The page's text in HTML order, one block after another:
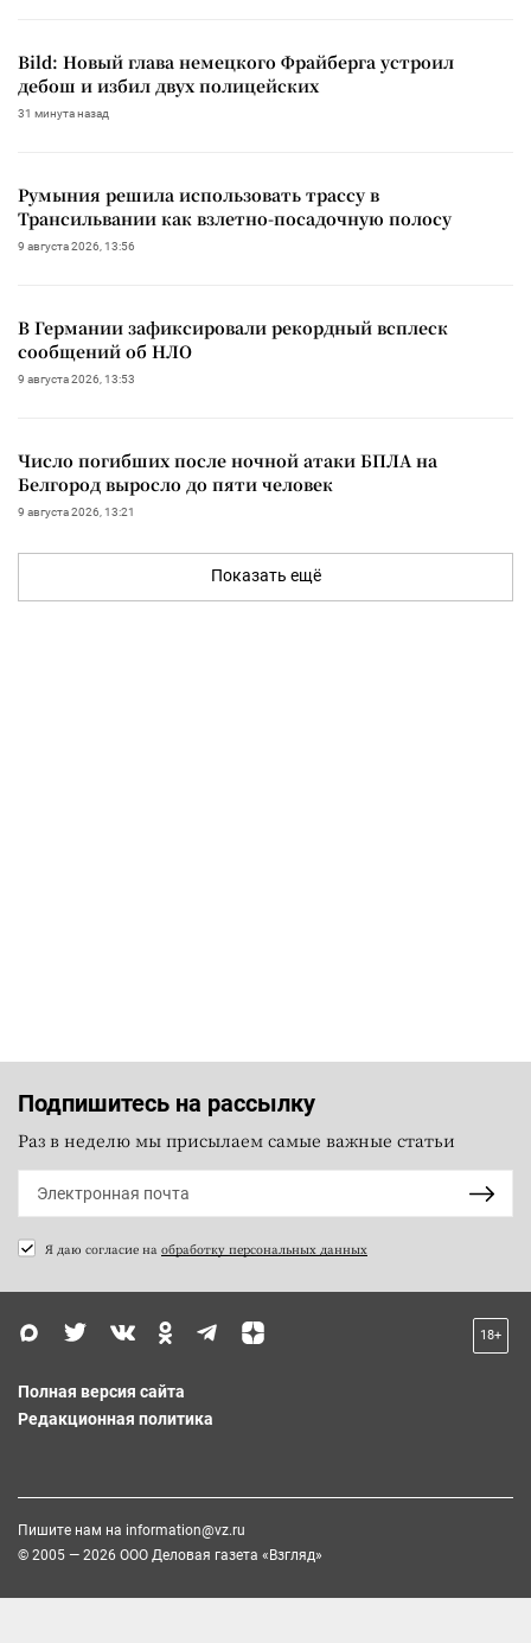
Bild: Новый глава немецкого Фрайберга устроил
дебош и избил двух полицейских
31 минута назад
Румыния решила использовать трассу в
Трансильвании как взлетно-посадочную полосу
9 августа 2026, 13:56
В Германии зафиксировали рекордный всплеск
сообщений об НЛО
9 августа 2026, 13:53
Число погибших после ночной атаки БПЛА на
Белгород выросло до пяти человек
9 августа 2026, 13:21
Показать ещё
Подпишитесь на рассылку
Раз в неделю мы присылаем самые важные статьи
Я даю согласие на обработку персональных данных
18+
Полная версия сайта
Редакционная политика
Пишите нам на information@vz.ru
© 2005 — 2026 ООО Деловая газета «Взгляд»